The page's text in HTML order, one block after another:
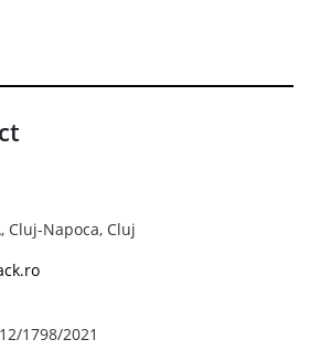
Cluj-Napoca, Cluj
1798/2021